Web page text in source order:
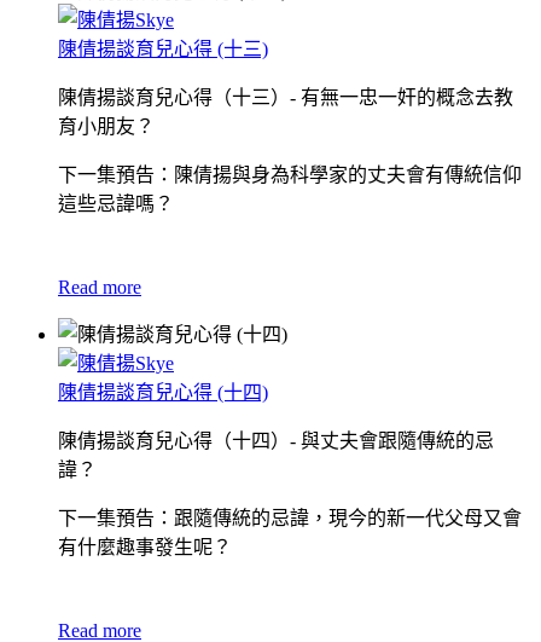
陳倩揚談育兒心得 (十三)
陳倩揚談育兒心得（十三）- 有無一忠一奸的概念去教
育小朋友？
下一集預告：陳倩揚與身為科學家的丈夫會有傳統信仰
這些忌諱嗎？
Read more
陳倩揚談育兒心得 (十四)
陳倩揚談育兒心得（十四）- 與丈夫會跟隨傳統的忌
諱？
下一集預告：跟隨傳統的忌諱，現今的新一代父母又會
有什麼趣事發生呢？
Read more